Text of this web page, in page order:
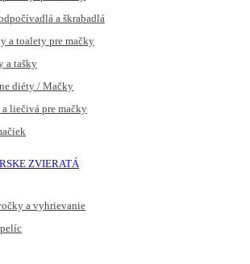
a škrabadlá
a toalety pre mačky
a tašky
diéty / Mačky
liečivá pre mačky
ZVIERATÁ
a vyhrievanie